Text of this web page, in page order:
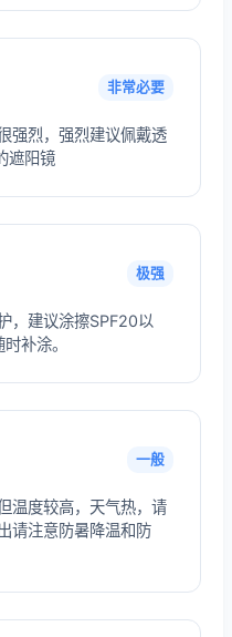
非常必要
强烈，强烈建议佩戴透
遮阳镜
极强
，建议涂擦SPF20以
补涂。
一般
温度较高，天气热，请
请注意防暑降温和防